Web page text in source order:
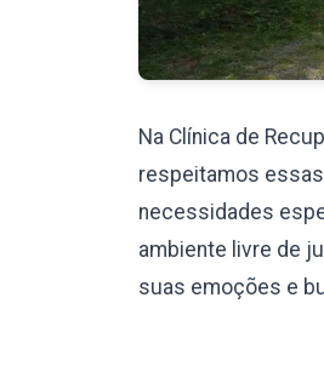
Na Clínica de
respeitamos
necessidades
ambiente livre de
suas emoções e